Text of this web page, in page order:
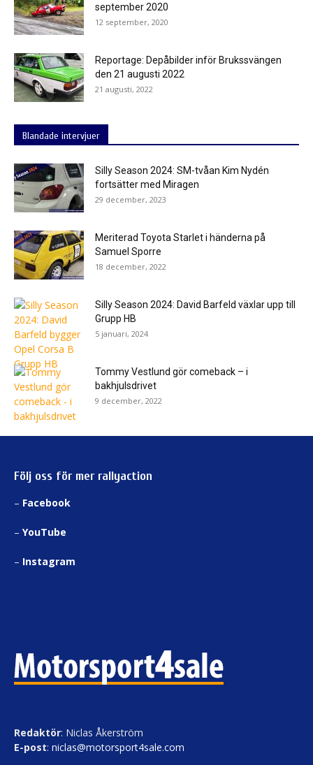
september 2020
12 september, 2020
Reportage: Depåbilder inför Brukssvängen
den 21 augusti 2022
21 augusti, 2022
Blandade intervjuer
Silly Season 2024: SM-tvåan Kim Nydén
fortsätter med Miragen
29 december, 2023
Meriterad Toyota Starlet i händerna på
Samuel Sporre
18 december, 2022
Silly Season 2024: David Barfeld växlar upp till
Grupp HB
5 januari, 2024
Tommy Vestlund gör comeback – i
bakhjulsdrivet
9 december, 2022
Följ oss för mer rallyaction
– Facebook
– YouTube
– Instagram
Redaktör: Niclas Åkerström
E-post: niclas@motorsport4sale.com